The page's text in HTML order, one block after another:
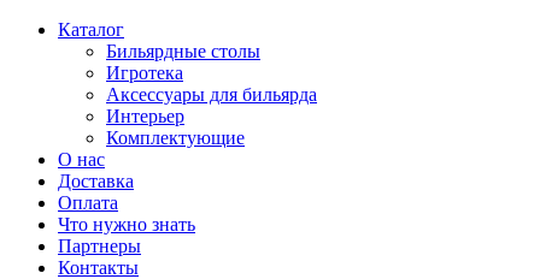
Каталог
Бильярдные столы
Игротека
Аксессуары для бильярда
Интерьер
Комплектующие
О нас
Доставка
Оплата
Что нужно знать
Партнеры
Контакты